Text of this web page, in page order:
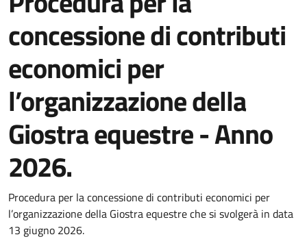
concessione di contributi
economici per
l’organizzazione della
Giostra equestre - Anno
2026.
Dettaglio del documento
Procedura per la concessione di contributi economici per
l’organizzazione della Giostra equestre che si svolgerà in data
13 giugno 2026.